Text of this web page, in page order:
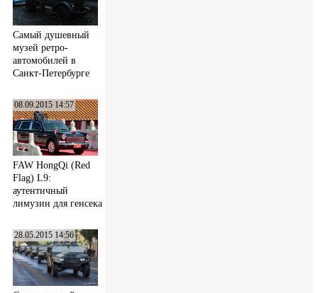
Самый душевный
музей ретро-
автомобилей в
Санкт-Петербурге
08.09.2015 14:57
FAW HongQi (Red
Flag) L9:
аутентичный
лимузин для генсека
28.05.2015 14:56